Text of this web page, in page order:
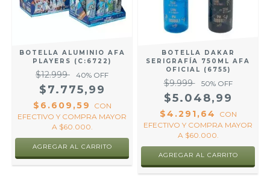
BOTELLA ALUMINIO AFA
PLAYERS (C:6722)
$12.999 40% OFF
$7.775,99
$6.609,59
CON
EFECTIVO Y COMPRA MAYOR
A $60.000.
AGREGAR AL CARRITO
BOTELLA DAKAR
SERIGRAFÍA 750ML AFA
OFICIAL (6755)
$9.999 50% OFF
$5.048,99
$4.291,64
CON
EFECTIVO Y COMPRA MAYOR
A $60.000.
AGREGAR AL CARRITO